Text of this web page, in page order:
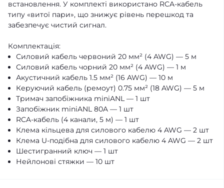
встановлення. У комплекті використано RCA-кабель
типу «витої пари», що знижує рівень перешкод та
забезпечує чистий сигнал.
Комплектація:
Силовий кабель червоний 20 мм² (4 AWG) — 5 м
Силовий кабель чорний 20 мм² (4 AWG) — 1 м
Акустичний кабель 1.5 мм² (16 AWG) — 10 м
Керуючий кабель (ремоут) 0.75 мм² (18 AWG) — 5 м
Тримач запобіжника miniANL — 1 шт
Запобіжник miniANL 80A — 1 шт
RCA-кабель (4 канали, 5 м) — 1 шт
Клема кільцева для силового кабелю 4 AWG — 2 шт
Клема U-подібна для силового кабелю 4 AWG — 2 шт
Шестигранний ключ — 1 шт
Нейлонові стяжки — 10 шт